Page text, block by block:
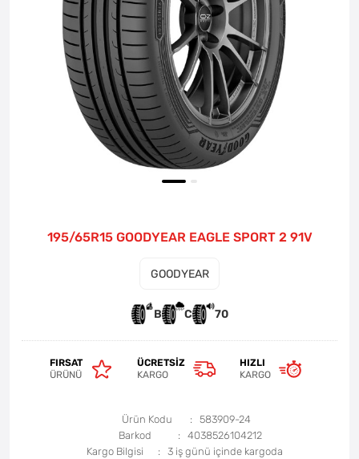
195/65R15 GOODYEAR EAGLE SPORT 2 91V
GOODYEAR
B C 70
FIRSAT
ÜRÜNÜ
ÜCRETSIZ
KARGO
HIZLI
KARGO
Ürün Kodu
583909-24
Barkod
4038526104212
Kargo Bilgisi
3 iş günü içinde kargoda